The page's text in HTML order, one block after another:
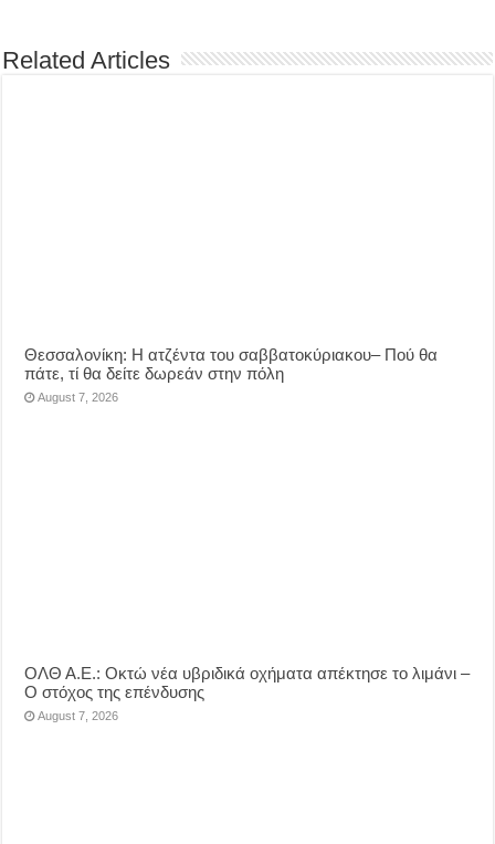
Related Articles
Θεσσαλονίκη: Η ατζέντα του σαββατοκύριακου– Πού θα
πάτε, τί θα δείτε δωρεάν στην πόλη
August 7, 2026
ΟΛΘ Α.Ε.: Οκτώ νέα υβριδικά οχήματα απέκτησε το λιμάνι –
Ο στόχος της επένδυσης
August 7, 2026